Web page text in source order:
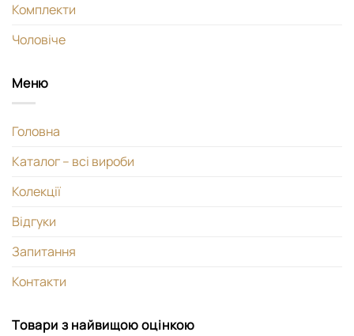
Комплекти
Чоловіче
Меню
Головна
Каталог – всі вироби
Колекції
Відгуки
Запитання
Контакти
Товари з найвищою оцінкою